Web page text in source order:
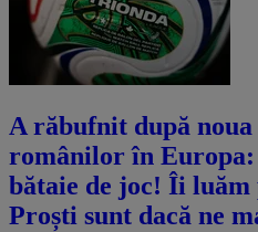
A răbufnit după
românilor în Europa:
bătaie de joc! Îi
Proști sunt dacă ne